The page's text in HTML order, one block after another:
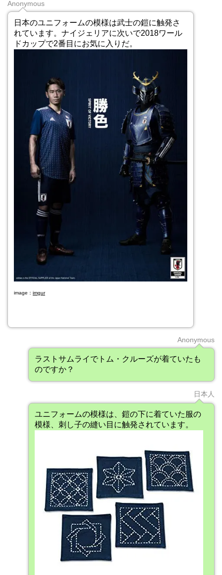
Anonymous
日本のユニフォームの模様は武士の鎧に触発さ
れています。ナイジェリアに次いで2018ワール
ドカップで2番目にお気に入りだ。
image： imgur
Anonymous
ラストサムライでトム・クルーズが着ていたも
のですか？
日本人
ユニフォームの模様は、鎧の下に着ていた服の
模様、刺し子の縫い目に触発されています。